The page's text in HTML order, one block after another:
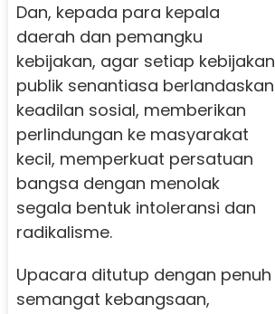
Dan, kepada para kepala
daerah dan pemangku
kebijakan, agar setiap kebijakan
publik senantiasa berlandaskan
keadilan sosial, memberikan
perlindungan ke masyarakat
kecil, memperkuat persatuan
bangsa dengan menolak
segala bentuk intoleransi dan
radikalisme.
Upacara ditutup dengan penuh
semangat kebangsaan,